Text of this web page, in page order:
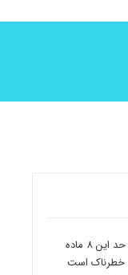
مصرف بیش از حد این 8 ماده
خطرناک است